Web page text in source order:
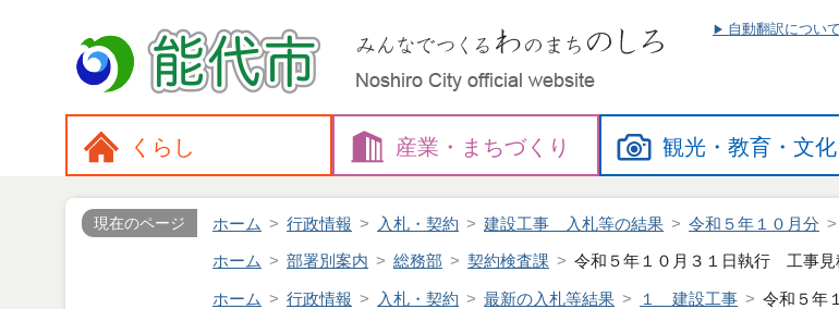
自動翻訳について
くらし 産業・ まちづくり 観光・教育・文化
現在のページ ホーム 行政情報 入札・契約 建設工事 入札等の結果 令和５年１０月分
ホーム 部署別案内 総務部 契約検査課 令和５年１０月３１日執行 工事見
ホーム 行政情報 入札・契約 最新の入札等結果 １ 建設工事 令和５年